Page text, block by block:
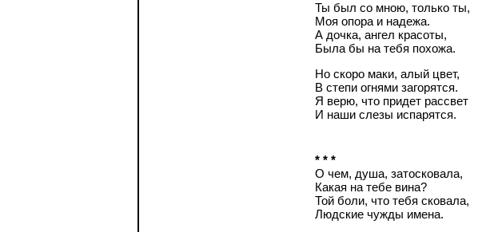
Ты был со мною, только ты,
Моя опора и надежа.
А дочка, ангел красоты,
Была бы на тебя похожа.
Но скоро маки, алый цвет,
В степи огнями загорятся.
Я верю, что придет рассвет
И наши слезы испарятся.
* * *
О чем, душа, затосковала,
Какая на тебе вина?
Той боли, что тебя сковала,
Людские чужды имена.